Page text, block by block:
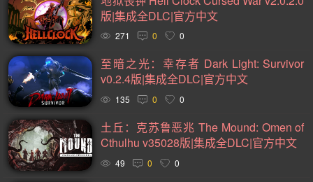
选择取向(161)
冒险(158)
类魂系列(156)
视觉小说(156)
卡通风格(155)
横向滚屏(154)
回合制(152)
欢乐(151) 第三人称(148)
益智休闲(137)
体育运动(130)
枪战射击(126)
赛车竞速(124)
类 Rogue(114)
时空旅行(114)
悬疑(113)
第三人称视角(110)
拟真(107)
二维(105)
版|集成全DLC|官方中文
271 0 0
至暗之光：幸存者 Dark Light: Survivor
v0.2.4版|集成全DLC|官方中文
135 0 0
土丘：克苏鲁恶兆 The Mound: Omen of
Cthulhu v35028版|集成全DLC|官方中文
49 0 0